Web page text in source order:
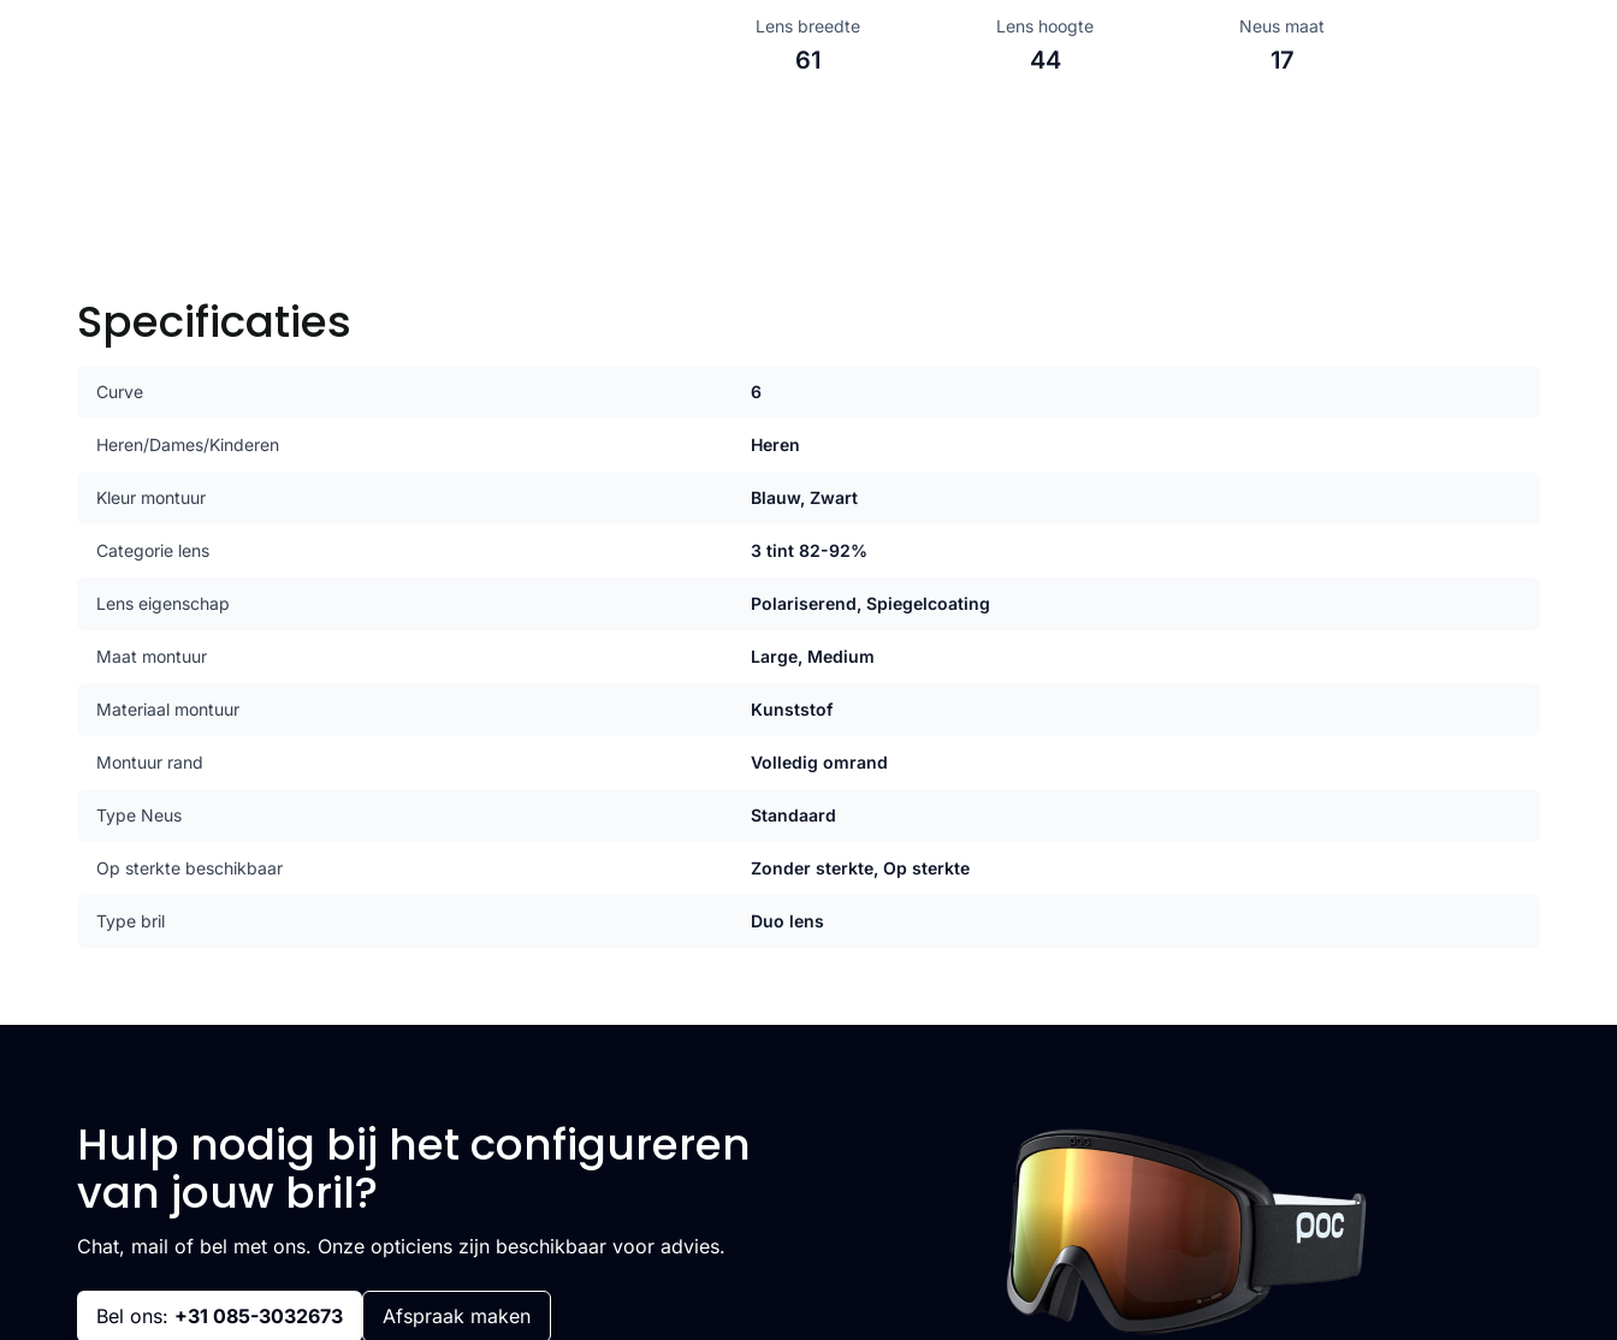
Lens breedte
61
Lens hoogte
44
Neus maat
17
Specificaties
Curve 6
Heren/Dames/Kinderen Heren
Kleur montuur Blauw, Zwart
Categorie lens 3 tint 82-92%
Lens eigenschap Polariserend, Spiegelcoating
Maat montuur Large, Medium
Materiaal montuur Kunststof
Montuur rand Volledig omrand
Type Neus Standaard
Op sterkte beschikbaar Zonder sterkte, Op sterkte
Type bril Duo lens
Hulp nodig bij het configureren
van jouw bril?
Chat, mail of bel met ons. Onze opticiens zijn beschikbaar voor advies.
Bel ons: +31 085-3032673 Afspraak maken